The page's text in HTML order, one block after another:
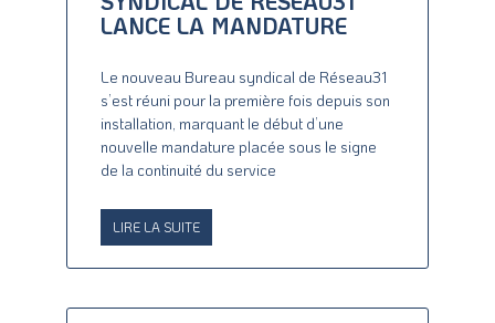
LANCE LA MANDATURE
Le nouveau Bureau syndical de Réseau31
s’est réuni pour la première fois depuis son
installation, marquant le début d’une
nouvelle mandature placée sous le signe
de la continuité du service
LIRE LA SUITE